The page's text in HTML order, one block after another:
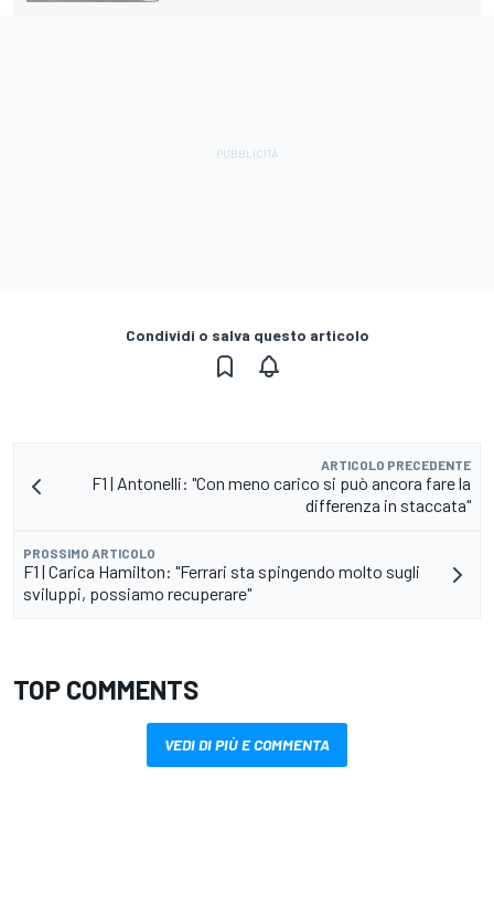
Condividi o salva questo articolo
ARTICOLO PRECEDENTE
F1 | Antonelli: "Con meno carico si può ancora fare la
differenza in staccata"
PROSSIMO ARTICOLO
F1 | Carica Hamilton: "Ferrari sta spingendo molto sugli
sviluppi, possiamo recuperare"
TOP COMMENTS
VEDI DI PIÙ E COMMENTA